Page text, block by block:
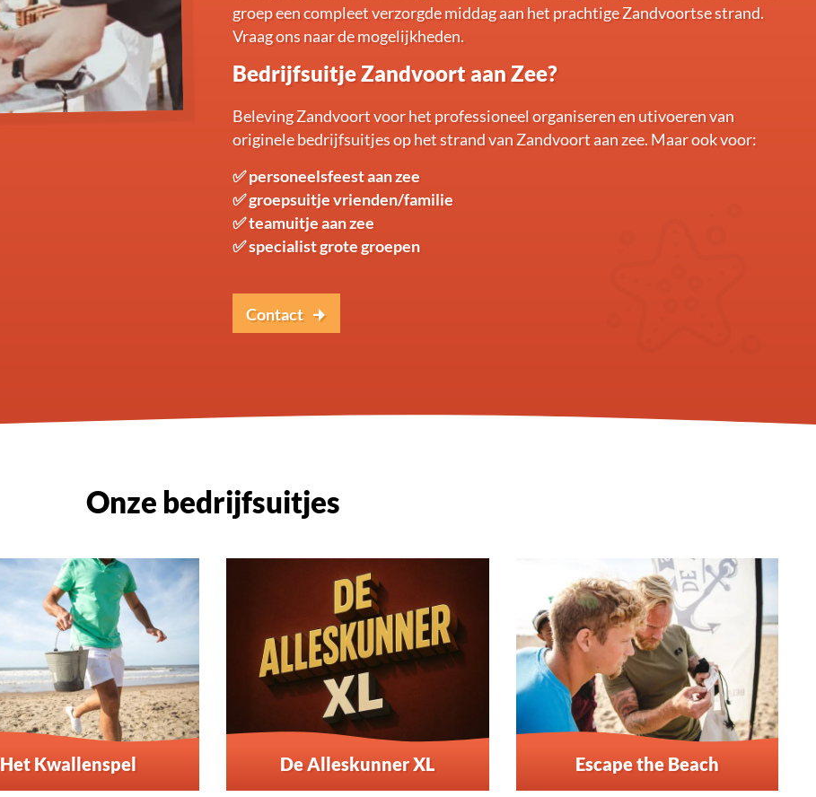
groep een compleet verzorgde middag aan het prachtige Zandvoortse strand.
Vraag ons naar de mogelijkheden.
Bedrijfsuitje Zandvoort aan Zee?
Beleving Zandvoort voor het professioneel organiseren en utivoeren van
originele bedrijfsuitjes op het strand van Zandvoort aan zee. Maar ook voor:
✅ personeelsfeest aan zee
✅ groepsuitje vrienden/familie
✅ teamuitje aan zee
✅ specialist grote groepen
Contact
Onze bedrijfsuitjes
Het Kwallenspel De Alleskunner XL Escape the Beach